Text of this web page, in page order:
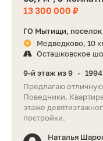
13 300 000 ₽
ГО Мытищи,
Медведково, 10
Осташковское
9-й этаж из 9 •
Предлагаю
Поведники.
этаже
постройки.
Наталья